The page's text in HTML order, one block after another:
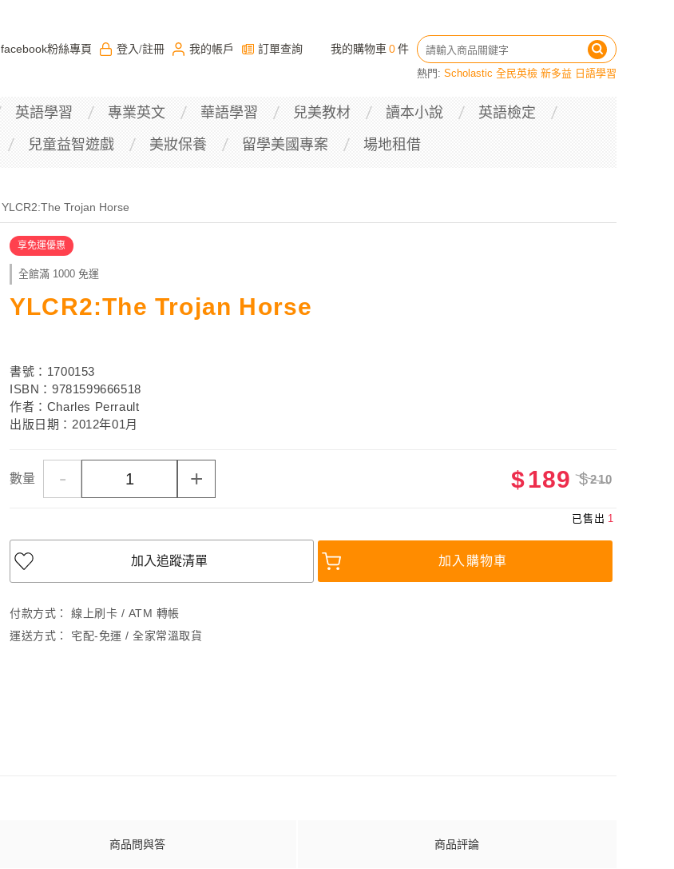
facebook粉絲專頁 登入 /註冊 我的帳戶 訂單查詢 我的購物車 0件
熱門: Scholastic 全民英檢 新多益 日語學習
英語學習 專業英文 華語學習 兒美教材 讀本小說
英語檢定
兒童益智遊戲 美妝保養 留學美國專案 場地租借
YLCR2:The Trojan Horse
享免運優惠
全館滿 1000 免運
YLCR2:The Trojan Horse
書號：1700153
ISBN：9781599666518
作者：Charles Perrault
出版日期：2012年01月
數量 - + $189 $210
已售出 1
加入追蹤清單 加入購物車
付款方式：
線上刷卡 / ATM 轉帳
運送方式：
宅配-免運 / 全家常溫取貨
商品問與答 商品評論